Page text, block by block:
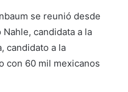
se reunió desde
candidata a la
candidato a la
con 60 mil mexicanos